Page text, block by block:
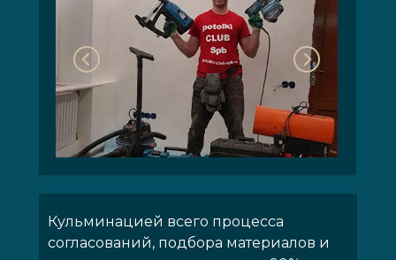
Кульминацией всего процесса
согласований, подбора материалов и